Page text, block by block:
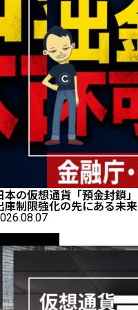
本の仮想通貨「預金封鎖
庫制限強化の先にある